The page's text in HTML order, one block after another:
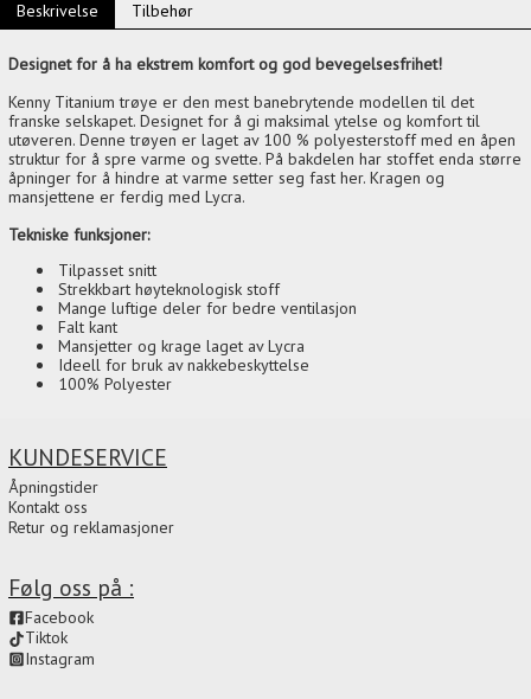
Beskrivelse Tilbehør
Designet for å ha ekstrem komfort og god bevegelsesfrihet!
Kenny Titanium trøye er den mest banebrytende modellen til det
franske selskapet. Designet for å gi maksimal ytelse og komfort til
utøveren. Denne trøyen er laget av 100 % polyesterstoff med en åpen
struktur for å spre varme og svette. På bakdelen har stoffet enda større
åpninger for å hindre at varme setter seg fast her. Kragen og
mansjettene er ferdig med Lycra.
Tekniske funksjoner:
Tilpasset snitt
Strekkbart høyteknologisk stoff
Mange luftige deler for bedre ventilasjon
Falt kant
Mansjetter og krage laget av Lycra
Ideell for bruk av nakkebeskyttelse
100% Polyester
Følg oss på :
Facebook
Tiktok
Instagram
KUNDESERVICE
Åpningstider
Kontakt oss
Retur og reklamasjoner